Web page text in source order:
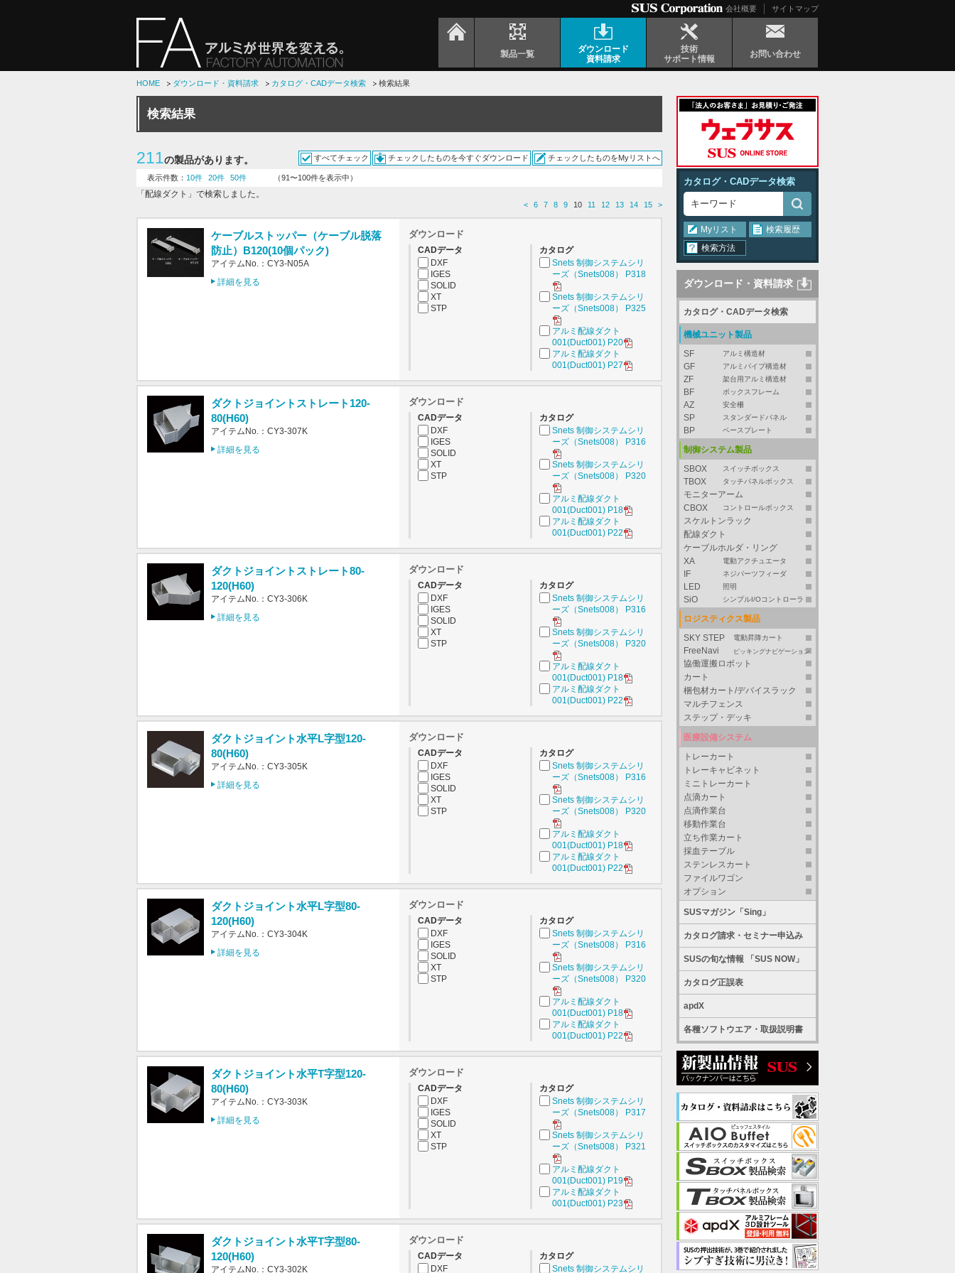
会社概要 サイトマップ
製品一覧
ダウンロード
資料請求
技術
サポート情報
お問い合わせ
HOME ダウンロード・資料請求 カタログ・CADデータ検索 検索結果
検索結果
211の製品があります。 すべてチェック チェックしたものを今すぐダウンロード チェックしたものをMyリストへ
表示件数： 10件 20件 50件 （91〜100件を表示中）
「配線ダクト」で検索しました。
< 6 7 8 9 10 11 12 13 14 15 >
ケーブルストッパー（ケーブル脱落
防止）B120(10個パック)
アイテムNo.：CY3-N05A
詳細を見る
ダウンロード
CADデータ
DXF
IGES
SOLID
XT
STP
カタログ
Snets 制御システムシリ
ーズ（Snets008） P318
Snets 制御システムシリ
ーズ（Snets008） P325
アルミ配線ダクト
001(Duct001) P20
アルミ配線ダクト
001(Duct001) P27
ダクトジョイントストレート120-
80(H60)
アイテムNo.：CY3-307K
詳細を見る
ダウンロード
CADデータ
DXF
IGES
SOLID
XT
STP
カタログ
Snets 制御システムシリ
ーズ（Snets008） P316
Snets 制御システムシリ
ーズ（Snets008） P320
アルミ配線ダクト
001(Duct001) P18
アルミ配線ダクト
001(Duct001) P22
ダクトジョイントストレート80-
120(H60)
アイテムNo.：CY3-306K
詳細を見る
ダウンロード
CADデータ
DXF
IGES
SOLID
XT
STP
カタログ
Snets 制御システムシリ
ーズ（Snets008） P316
Snets 制御システムシリ
ーズ（Snets008） P320
アルミ配線ダクト
001(Duct001) P18
アルミ配線ダクト
001(Duct001) P22
ダクトジョイント水平L字型120-
80(H60)
アイテムNo.：CY3-305K
詳細を見る
ダウンロード
CADデータ
DXF
IGES
SOLID
XT
STP
カタログ
Snets 制御システムシリ
ーズ（Snets008） P316
Snets 制御システムシリ
ーズ（Snets008） P320
アルミ配線ダクト
001(Duct001) P18
アルミ配線ダクト
001(Duct001) P22
ダクトジョイント水平L字型80-
120(H60)
アイテムNo.：CY3-304K
詳細を見る
ダウンロード
CADデータ
DXF
IGES
SOLID
XT
STP
カタログ
Snets 制御システムシリ
ーズ（Snets008） P316
Snets 制御システムシリ
ーズ（Snets008） P320
アルミ配線ダクト
001(Duct001) P18
アルミ配線ダクト
001(Duct001) P22
ダクトジョイント水平T字型120-
80(H60)
アイテムNo.：CY3-303K
詳細を見る
ダウンロード
CADデータ
DXF
IGES
SOLID
XT
STP
カタログ
Snets 制御システムシリ
ーズ（Snets008） P317
Snets 制御システムシリ
ーズ（Snets008） P321
アルミ配線ダクト
001(Duct001) P19
アルミ配線ダクト
001(Duct001) P23
ダクトジョイント水平T字型80-
120(H60)
アイテムNo.：CY3-302K
ダウンロード
CADデータ
DXF
カタログ
Snets 制御システムシリ
カタログ・CADデータ検索
Myリスト
検索履歴
検索方法
ダウンロード・資料請求
カタログ・CADデータ検索
機械ユニット製品
SF
アルミ構造材
GF アルミパイプ構造材
ZF 架台用アルミ構造材
BF ボックスフレーム
AZ 安全柵
SP スタンダードパネル
BP ベースプレート
制御システム製品
SBOX
スイッチボックス
TBOX タッチパネルボックス
モニターアーム
CBOX
コントロールボックス
スケルトンラック
配線ダクト
ケーブルホルダ・リング
XA
電動アクチュエータ
IF ネジパーツフィーダ
LED 照明
SiO シンプルI/Oコントローラ
ロジスティクス製品
SKY STEP
電動昇降カート
FreeNavi ピッキングナビゲーション
協働運搬ロボット
カート
梱包材カート/デバイスラック
マルチフェンス
ステップ・デッキ
医療設備システム
トレーカート
トレーキャビネット
ミニトレーカート
点滴カート
点滴作業台
移動作業台
立ち作業カート
採血テーブル
ステンレスカート
ファイルワゴン
オプション
SUSマガジン「Sing」
カタログ請求・セミナー申込み
SUSの旬な情報 「SUS NOW」
カタログ正誤表
apdX
各種ソフトウエア・取扱説明書